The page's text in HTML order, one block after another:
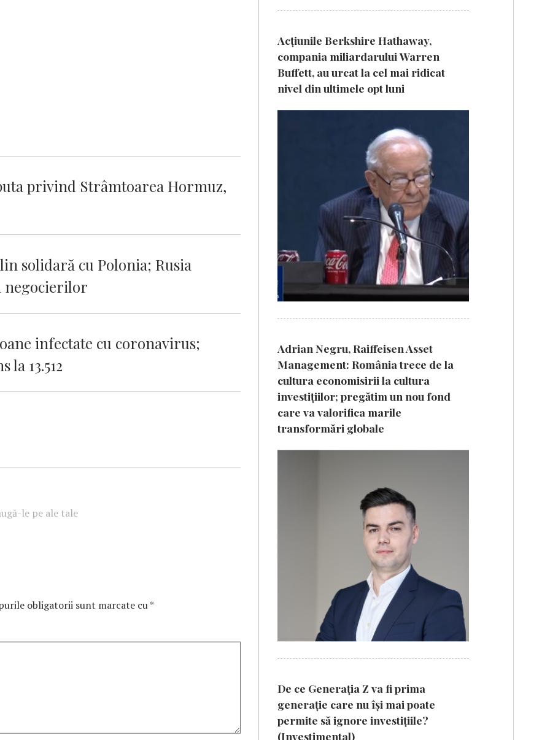
privind Strâmtoarea Hormuz,
solidară cu Polonia; Rusia
negocierilor
infectate cu coronavirus;
13.512
le pe ale tale
obligatorii sunt marcate cu*
Acțiunile Berkshire Hathaway,
compania miliardarului Warren
Buffett, au urcat la cel mai ridicat
nivel din ultimele opt luni
Adrian Negru, Raiffeisen Asset
Management: România trece de la
cultura economisirii la cultura
investițiilor; pregătim un nou fond
care va valorifica marile
transformări globale
De ce Generația Z va fi prima
generație care nu își mai poate
permite să ignore investițiile?
(Investimental)